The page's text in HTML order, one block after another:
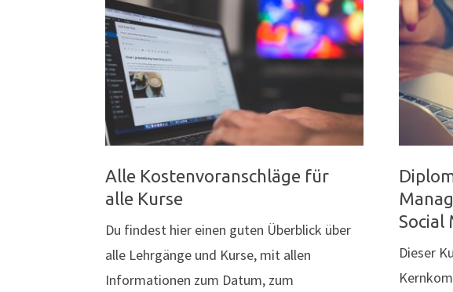
Alle Kostenvoranschläge für
alle Kurse
Du findest hier einen guten Überblick über
alle Lehrgänge und Kurse, mit allen
Informationen zum Datum, zum
Social
Dieser